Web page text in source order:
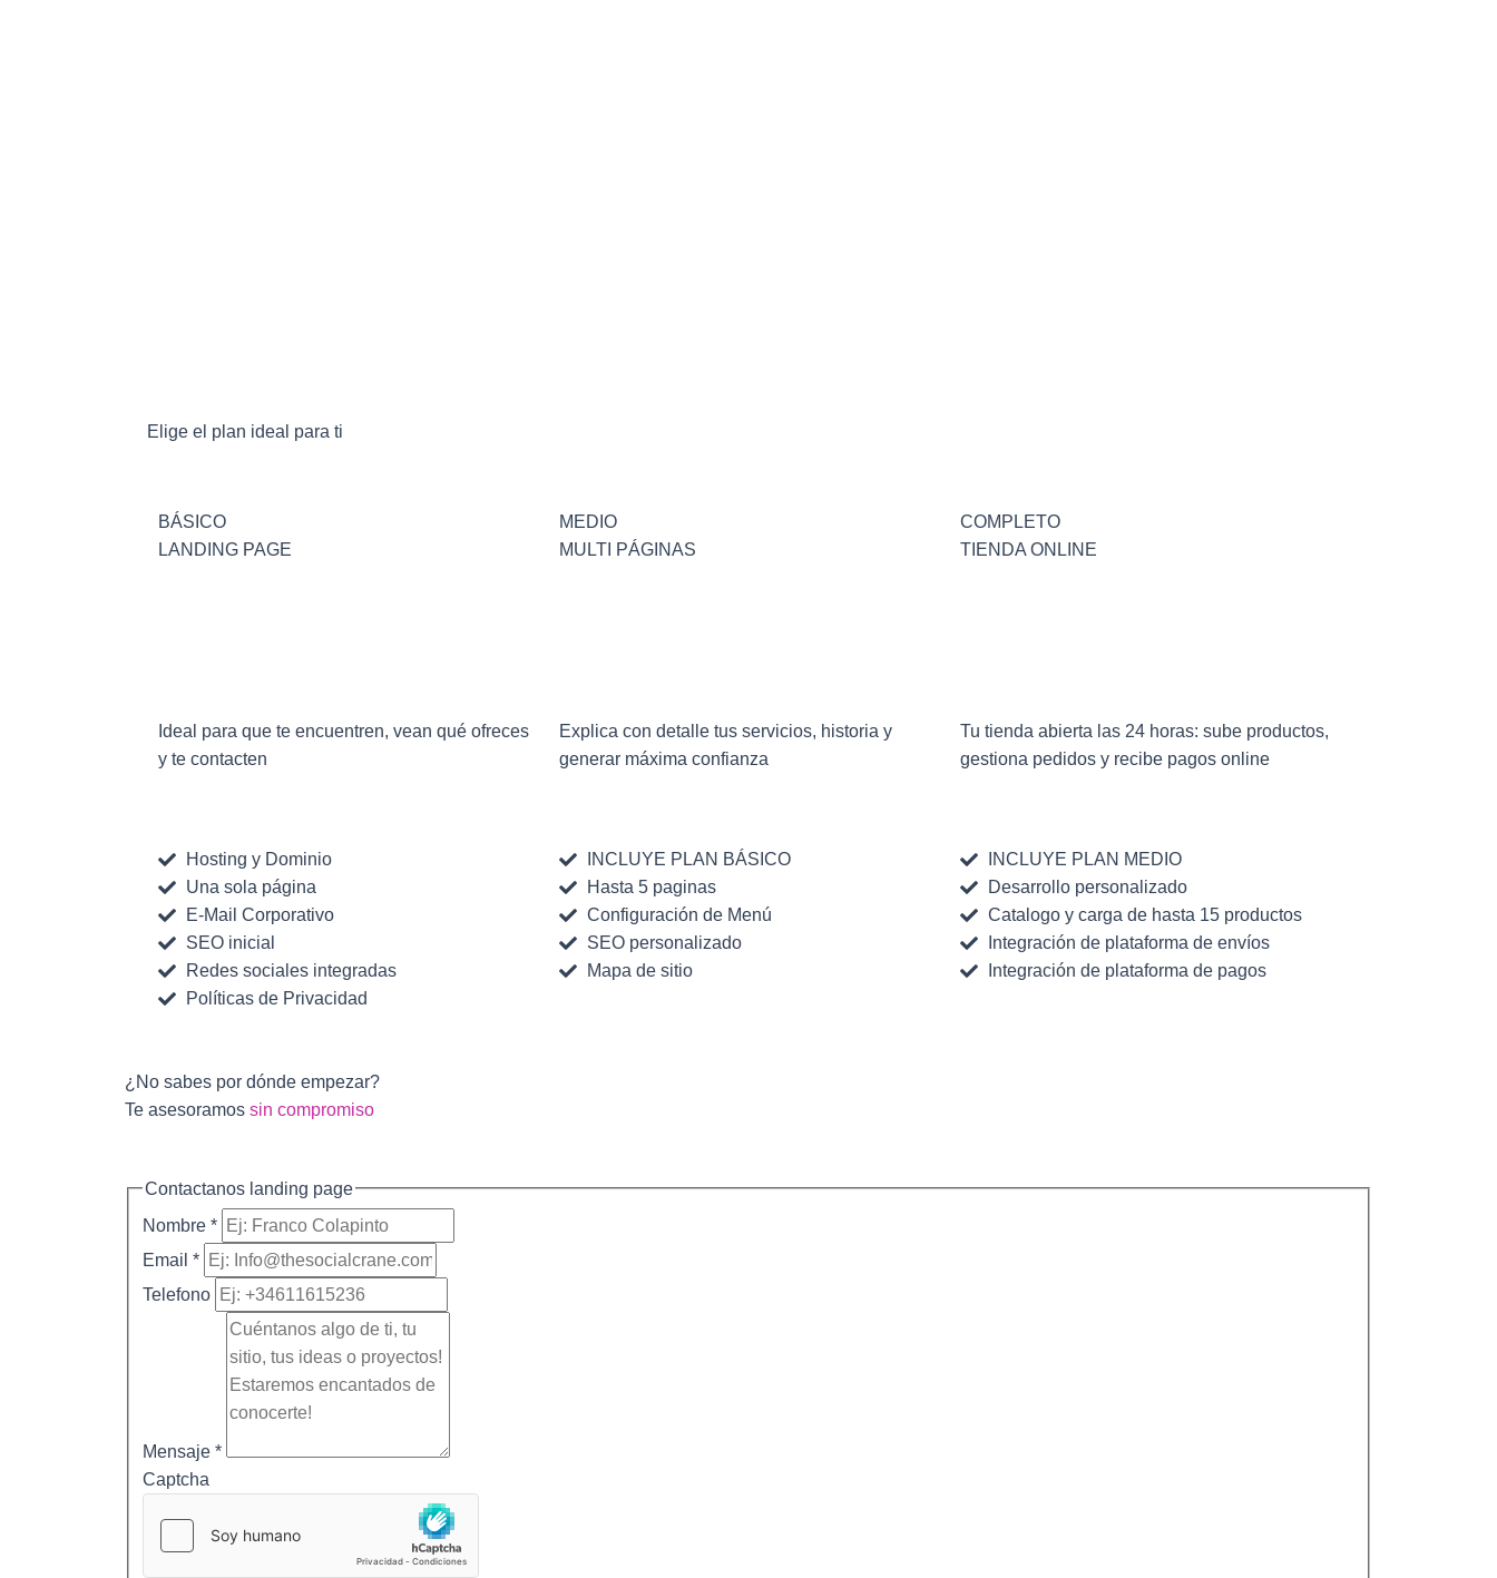
Elige el plan ideal para ti
BÁSICO
LANDING PAGE
Ideal para que te encuentren, vean qué ofreces
y te contacten
Hosting y Dominio
Una sola página
E-Mail Corporativo
SEO inicial
Redes sociales integradas
Políticas de Privacidad
MEDIO
MULTI PÁGINAS
Explica con detalle tus servicios, historia y
generar máxima confianza
INCLUYE PLAN BÁSICO
Hasta 5 paginas
Configuración de Menú
SEO personalizado
Mapa de sitio
COMPLETO
TIENDA ONLINE
Tu tienda abierta las 24 horas: sube productos,
gestiona pedidos y recibe pagos online
INCLUYE PLAN MEDIO
Desarrollo personalizado
Catalogo y carga de hasta 15 productos
Integración de plataforma de envíos
Integración de plataforma de pagos
¿No sabes por dónde empezar?
Te asesoramos sin compromiso
Contactanos landing page
Nombre *
Email *
Telefono
Mensaje *
Captcha